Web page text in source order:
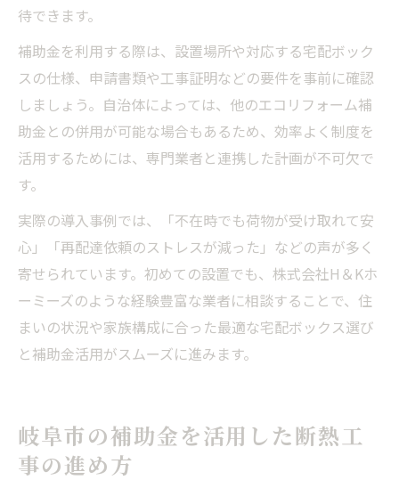
待できます。
補助金を利用する際は、設置場所や対応する宅配ボック
スの仕様、申請書類や工事証明などの要件を事前に確認
しましょう。自治体によっては、他のエコリフォーム補
助金との併用が可能な場合もあるため、効率よく制度を
活用するためには、専門業者と連携した計画が不可欠で
す。
実際の導入事例では、「不在時でも荷物が受け取れて安
心」「再配達依頼のストレスが減った」などの声が多く
寄せられています。初めての設置でも、株式会社H＆Kホ
ーミーズのような経験豊富な業者に相談することで、住
まいの状況や家族構成に合った最適な宅配ボックス選び
と補助金活用がスムーズに進みます。
岐阜市の補助金を活用した断熱工
事の進め方